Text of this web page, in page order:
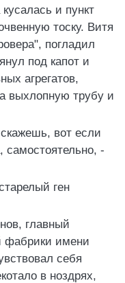
и пункт
тоску. Витя
погладил
под капот и
агрегатов,
выхлопную трубу и
вот если
-
ген
главный
фабрики имени
себя
в ноздрях,